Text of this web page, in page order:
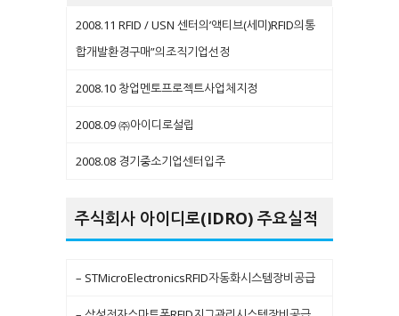
2008.11 RFID / USN 센터의’액티브(세미)RFID의통
합개발환경구매”의조직기업선정
2008.10 창업멘토프로젝트사업체지정
2008.09 ㈜아이디로설립
2008.08 경기중소기업센터입주
주식회사 아이디로(IDRO) 주요실적
– STMicroElectronicsRFID자동화시스템장비공급